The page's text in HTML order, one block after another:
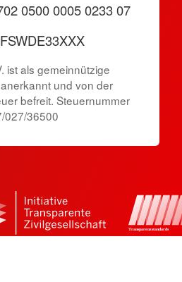
0500 0005 0233 07
ist als gemeinnützige
und von der
befreit. Steuernummer
027/36500